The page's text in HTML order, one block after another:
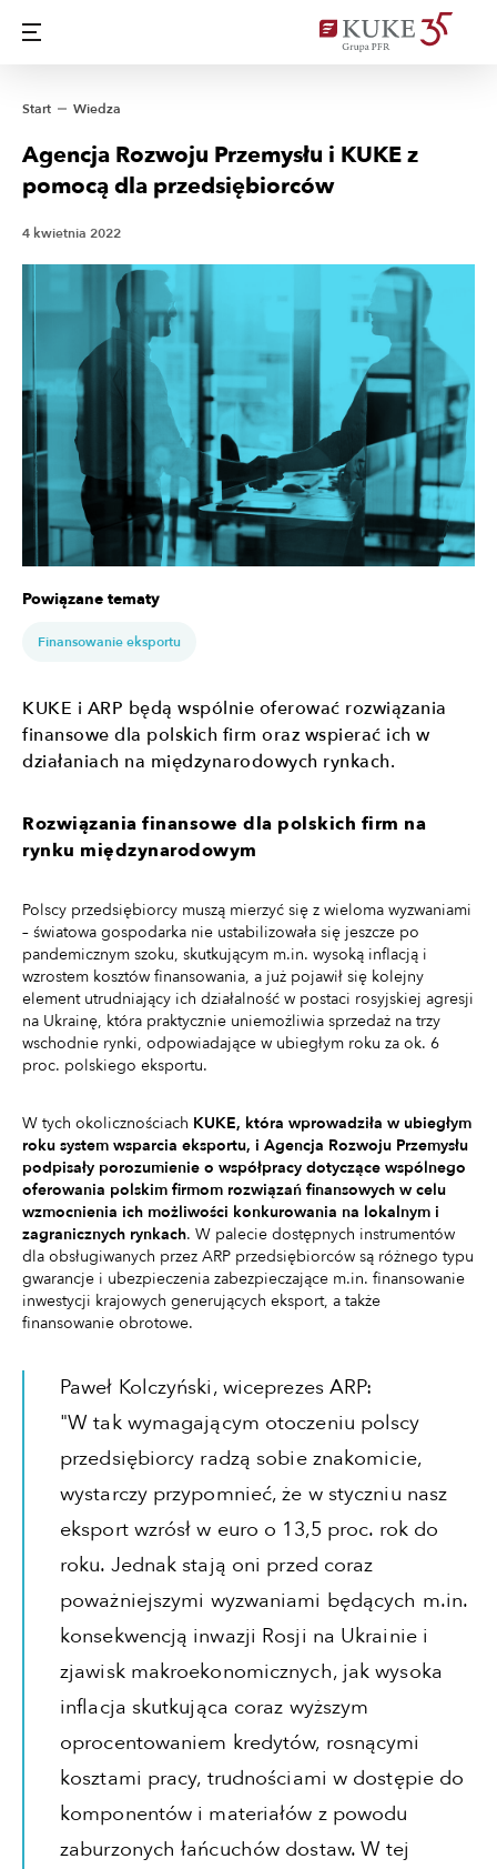
Start Wiedza
Agencja Rozwoju Przemysłu i KUKE z
pomocą dla przedsiębiorców
4 kwietnia 2022
KUKE i ARP będą wspólnie oferować rozwiązania
finansowe dla polskich firm oraz wspierać ich w
działaniach na międzynarodowych rynkach.
Powiązane tematy
Finansowanie eksportu
Rozwiązania finansowe dla polskich firm na
rynku międzynarodowym
Polscy przedsiębiorcy muszą mierzyć się z wieloma wyzwaniami
– światowa gospodarka nie ustabilizowała się jeszcze po
pandemicznym szoku, skutkującym m.in. wysoką inflacją i
wzrostem kosztów finansowania, a już pojawił się kolejny
element utrudniający ich działalność w postaci rosyjskiej agresji
na Ukrainę, która praktycznie uniemożliwia sprzedaż na trzy
wschodnie rynki, odpowiadające w ubiegłym roku za ok. 6
proc. polskiego eksportu.
W tych okolicznościach KUKE, która wprowadziła w ubiegłym
roku system wsparcia eksportu, i Agencja Rozwoju Przemysłu
podpisały porozumienie o współpracy dotyczące wspólnego
oferowania polskim firmom rozwiązań finansowych w celu
wzmocnienia ich możliwości konkurowania na lokalnym i
zagranicznych rynkach. W palecie dostępnych instrumentów
dla obsługiwanych przez ARP przedsiębiorców są różnego typu
gwarancje i ubezpieczenia zabezpieczające m.in. finansowanie
inwestycji krajowych generujących eksport, a także
finansowanie obrotowe.
Paweł Kolczyński, wiceprezes ARP:
"W tak wymagającym otoczeniu polscy
przedsiębiorcy radzą sobie znakomicie,
wystarczy przypomnieć, że w styczniu nasz
eksport wzrósł w euro o 13,5 proc. rok do
roku. Jednak stają oni przed coraz
poważniejszymi wyzwaniami będących m.in.
konsekwencją inwazji Rosji na Ukrainie i
zjawisk makroekonomicznych, jak wysoka
inflacja skutkująca coraz wyższym
oprocentowaniem kredytów, rosnącymi
kosztami pracy, trudnościami w dostępie do
komponentów i materiałów z powodu
zaburzonych łańcuchów dostaw. W tej